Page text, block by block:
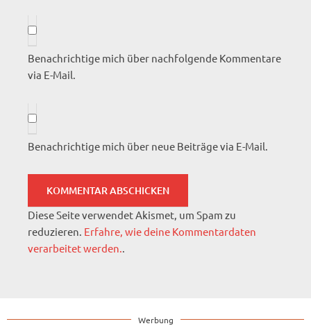
Benachrichtige mich über nachfolgende Kommentare
via E-Mail.
Benachrichtige mich über neue Beiträge via E-Mail.
Diese Seite verwendet Akismet, um Spam zu
reduzieren. Erfahre, wie deine Kommentardaten
verarbeitet werden..
Werbung